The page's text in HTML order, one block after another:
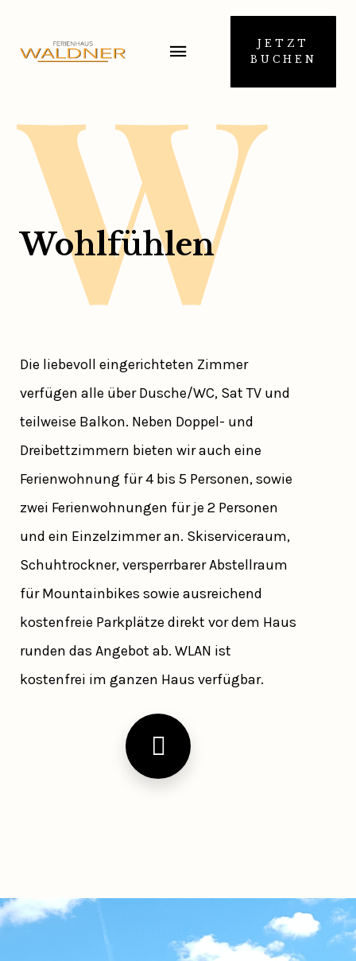
JETZT
BUCHEN
W
Wohlfühlen
Die liebevoll eingerichteten Zimmer
verfügen alle über Dusche/WC, Sat TV und
teilweise Balkon. Neben Doppel- und
Dreibettzimmern bieten wir auch eine
Ferienwohnung für 4 bis 5 Personen, sowie
zwei Ferienwohnungen für je 2 Personen
und ein Einzelzimmer an. Skiserviceraum,
Schuhtrockner, versperrbarer Abstellraum
für Mountainbikes sowie ausreichend
kostenfreie Parkplätze direkt vor dem Haus
runden das Angebot ab. WLAN ist
kostenfrei im ganzen Haus verfügbar.